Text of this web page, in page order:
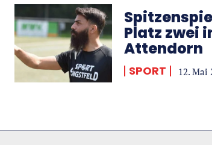
Platz zwei
Attendorn
SPORT 12. Mai